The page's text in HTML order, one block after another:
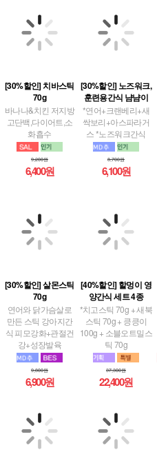
[30%할인] 치바스틱
70g
바나나&치킨 저지방
고단백,다이어트,소
화흡수
9,200원
6,400원
[30%할인] 노즈워크,
훈련용간식 냠냠이
*연어+크랜베리+새
싹보리+아스파라거
스 *노즈워크간식
8,700원
6,100원
[30%할인] 살몬스틱
70g
연어와 닭가슴살로
만든 스틱 강아지간
식 피모강화+관절건
강+성장발육
9,800원
6,900원
[40%할인] 할멍이 영
양간식 세트 4종
*치고스틱 70g + 새북
스틱 70g + 킁킁이
100g + 소블오트밀스
틱 70g
37,300원
22,400원